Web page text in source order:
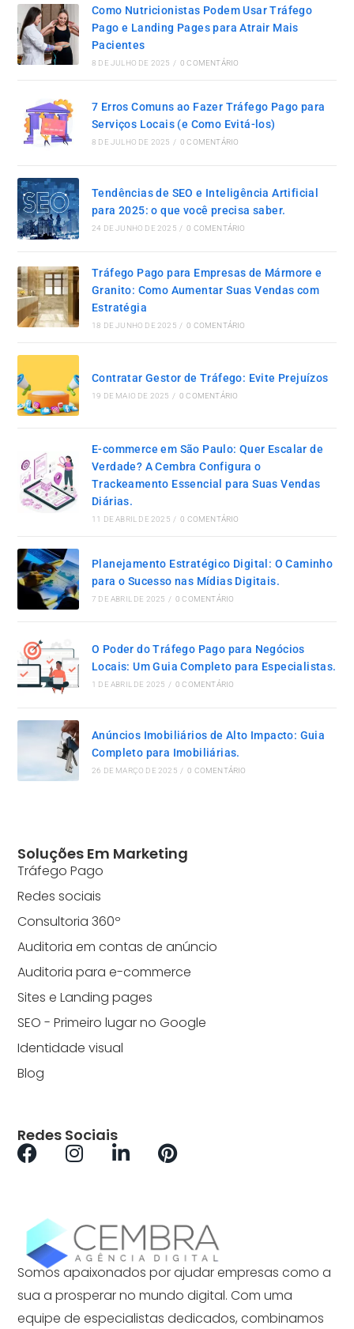
Como Nutricionistas Podem Usar Tráfego
Pago e Landing Pages para Atrair Mais
Pacientes
8 DE JULHO DE 2025 / 0 COMENTÁRIO
7 Erros Comuns ao Fazer Tráfego Pago para
Serviços Locais (e Como Evitá-los)
8 DE JULHO DE 2025 / 0 COMENTÁRIO
Tendências de SEO e Inteligência Artificial
para 2025: o que você precisa saber.
24 DE JUNHO DE 2025 / 0 COMENTÁRIO
Tráfego Pago para Empresas de Mármore e
Granito: Como Aumentar Suas Vendas com
Estratégia
18 DE JUNHO DE 2025 / 0 COMENTÁRIO
Contratar Gestor de Tráfego: Evite Prejuízos
19 DE MAIO DE 2025 / 0 COMENTÁRIO
E-commerce em São Paulo: Quer Escalar de
Verdade? A Cembra Configura o
Trackeamento Essencial para Suas Vendas
Diárias.
11 DE ABRIL DE 2025 / 0 COMENTÁRIO
Planejamento Estratégico Digital: O Caminho
para o Sucesso nas Mídias Digitais.
7 DE ABRIL DE 2025 / 0 COMENTÁRIO
O Poder do Tráfego Pago para Negócios
Locais: Um Guia Completo para Especialistas.
1 DE ABRIL DE 2025 / 0 COMENTÁRIO
Anúncios Imobiliários de Alto Impacto: Guia
Completo para Imobiliárias.
26 DE MARÇO DE 2025 / 0 COMENTÁRIO
Somos apaixonados por ajudar empresas como a
sua a prosperar no mundo digital. Com uma
equipe de especialistas dedicados, combinamos
Soluções Em Marketing
Tráfego Pago
Redes sociais
Consultoria 360º
Auditoria em contas de anúncio
Auditoria para e-commerce
Sites e Landing pages
SEO - Primeiro lugar no Google
Identidade visual
Blog
Redes Sociais